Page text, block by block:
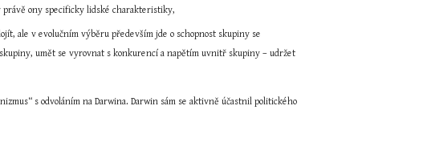
právě ony specificky lidské charakteristiky,
ale v evolučním výběru především jde o schopnost skupiny se
umět se vyrovnat s konkurencí a napětím uvnitř skupiny – udržet
s odvoláním na Darwina. Darwin sám se aktivně účastnil politického